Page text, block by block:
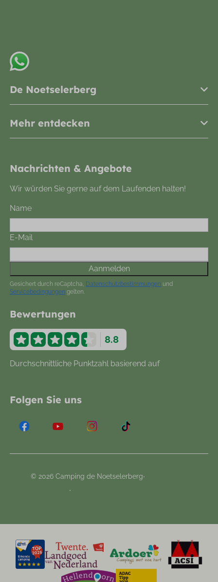
De Noetselerberg
Mehr entdecken
Nachrichten & Angebote
Wir würden Sie gerne auf dem Laufenden halten!
Name
E-Mail
Aanmelden
Gesichert durch reCaptcha, Datenschutzbestimmungen und
Servicebedingungen gelten.
Bewertungen
8.8
Durchschnittliche Punktzahl basierend auf
Folgen Sie uns
© 2026 Camping de Noetselerberg·
·